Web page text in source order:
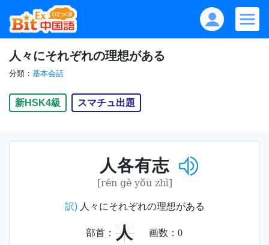
人々にそれぞれの理想がある
分類： 基本会話
新HSK4級 スマチュ出題
人各有志
[rén gè yǒu zhì]
訳)人々にそれぞれの理想がある
部首： 人 画数： 0